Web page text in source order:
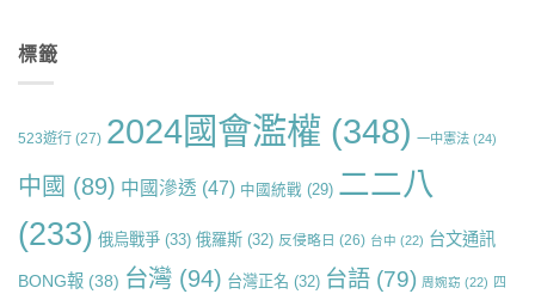
標籤
523遊行 (27) 2024國會濫權 (348) 一中憲法 (24)
中國 (89) 中國滲透 (47) 中國統戰 (29) 二二八
(233) 俄烏戰爭 (33) 俄羅斯 (32) 反侵略日 (26) 台中 (22) 台文通訊
BONG報 (38) 台灣 (94) 台灣正名 (32) 台語 (79) 周婉窈 (22) 四